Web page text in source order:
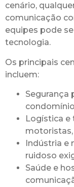
cenário,
comunicação
equipes pode
tecnologia.
Os principais
incluem:
Segurança
Logística e
motoristas,
Indústria e
ruidoso
Saúde e